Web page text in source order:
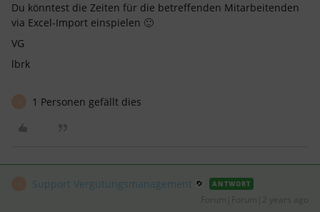
Du könntest die Zeiten für die betreffenden Mitarbeitenden
via Excel-Import einspielen 🙂
VG
lbrk
1 Personen gefällt dies
Support Vergütungsmanagement ANTWORT